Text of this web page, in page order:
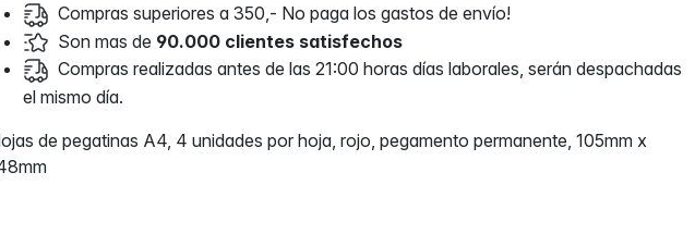
Compras superiores a 350,- No paga los gastos de envío!
Son mas de 90.000 clientes satisfechos
Compras realizadas antes de las 21:00 horas días laborales, serán despachadas
el mismo día.
de pegatinas A4, 4 unidades por hoja, rojo, pegamento permanente, 105mm x